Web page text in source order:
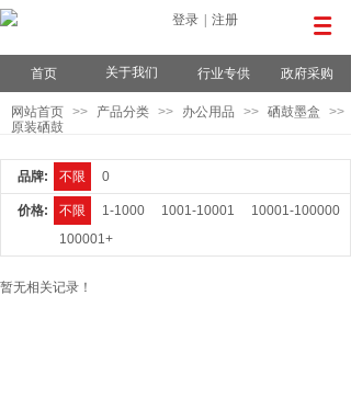
登录 注册
首页 关于我们 行业专供 政府采购
网站首页 >> 产品分类 >> 办公用品 >> 硒鼓墨盒
>>
原装硒鼓
品牌: 不限 0
价格: 不限 1-1000 1001-10001
10001-100000
100001+
暂无相关记录！